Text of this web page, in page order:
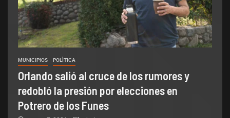
MUNICIPIOS POLÌTICA
Orlando salió al cruce de los rumores y
redobló la presión por elecciones en
Potrero de los Funes